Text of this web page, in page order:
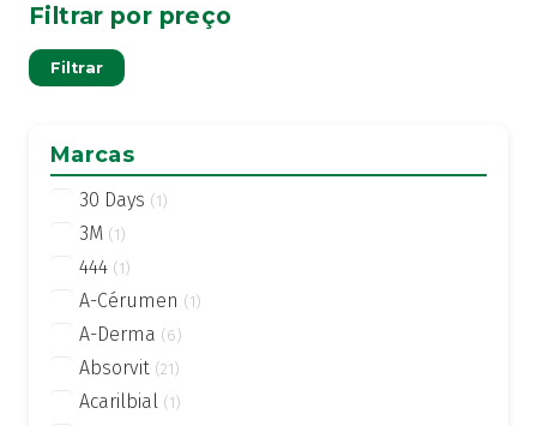
Filtrar por preço
Filtrar
Marcas
30 Days (1)
3M (1)
444 (1)
A-Cérumen (1)
A-Derma (6)
Absorvit (21)
Acarilbial (1)